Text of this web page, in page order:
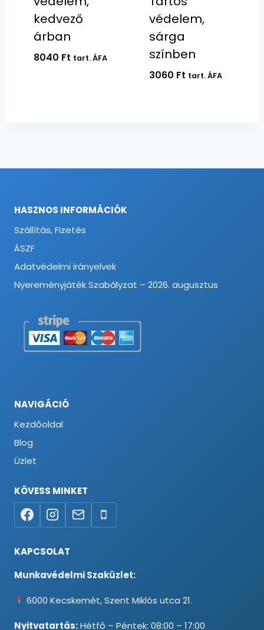
kedvező
árban
8040 Ft tart. ÁFA
védelem,
sárga
színben
3060 Ft tart. ÁFA
HASZNOS INFORMÁCIÓK
Szállítás, Fizetés
ÁSZF
Adatvédelmi irányelvek
Nyereményjáték Szabályzat – 2026. augusztus
NAVIGÁCIÓ
Kezdőoldal
Blog
Üzlet
KÖVESS MINKET
KAPCSOLAT
Munkavédelmi Szaküzlet:
6000 Kecskemét, Szent Miklós utca 21.
Nyitvatartás:Hétfő – Péntek: 08:00 – 17:00